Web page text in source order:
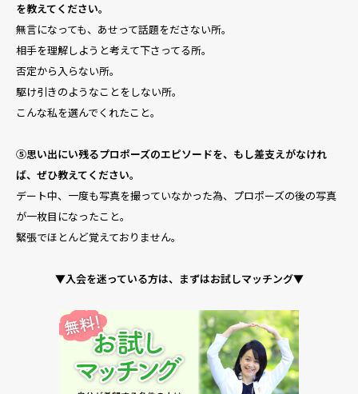
を教えてください。
無言になっても、あせって話題をださない所。
相手を理解しようと考えて下さってる所。
否定から入らない所。
駆け引きのようなことをしない所。
こんな私を選んでくれたこと。
⑤思い出にい残るプロポーズのエピソードを、もし差支えがなけれ
ば、ぜひ教えてください。
デート中、一度も写真を撮っていなかった為、プロポーズの後の写真
が一枚目になったこと。
緊張でほとんど覚えておりません。
▼入会を迷っている方は、まずはお試しマッチング▼